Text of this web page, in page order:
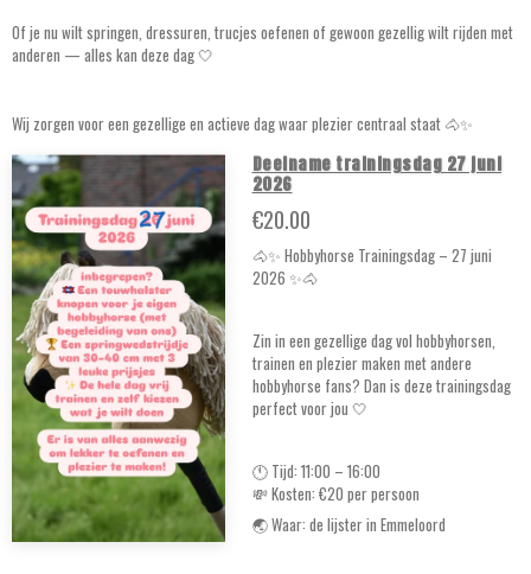
Of je nu wilt springen, dressuren, trucjes oefenen of gewoon gezellig wilt rijden met
anderen — alles kan deze dag 🤍
Wij zorgen voor een gezellige en actieve dag waar plezier centraal staat 🐴✨
Deelname trainingsdag 27 juni
2026
€20.00
🐴✨ Hobbyhorse Trainingsdag – 27 juni
2026 ✨🐴
Zin in een gezellige dag vol hobbyhorsen,
trainen en plezier maken met andere
hobbyhorse fans? Dan is deze trainingsdag
perfect voor jou 🤍
🕚 Tijd: 11:00 – 16:00
💸 Kosten: €20 per persoon
🌏 Waar: de lijster in Emmeloord